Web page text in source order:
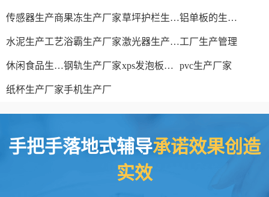
传感器生产商果冻生产厂家 草坪护栏生产厂家 铝单板的生产厂家
水泥生产工艺浴霸生产厂家 激光器生产厂家工厂生产管理
休闲食品生产线钢轨生产厂家 xps发泡板材生产线 pvc生产厂家
纸杯生产厂家手机生产厂
手把手落地式辅导承诺效果创造
实效